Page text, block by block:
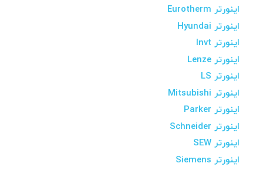
اینورتر Eurotherm
اینورتر Hyundai
اینورتر Invt
اینورتر Lenze
اینورتر LS
اینورتر Mitsubishi
اینورتر Parker
اینورتر Schneider
اینورتر SEW
اینورتر Siemens